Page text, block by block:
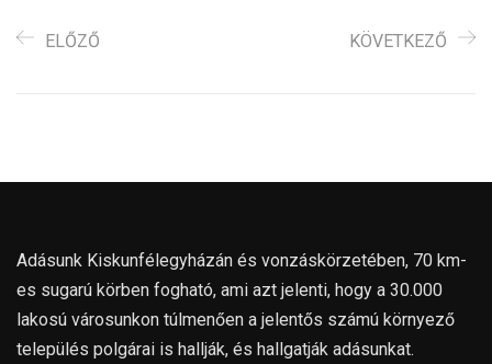
ELŐZŐ KÖVETKEZŐ
Adásunk Kiskunfélegyházán és vonzáskörzetében, 70 km-
es sugarú körben fogható, ami azt jelenti, hogy a 30.000
lakosú városunkon túlmenően a jelentős számú környező
település polgárai is hallják, és hallgatják adásunkat.